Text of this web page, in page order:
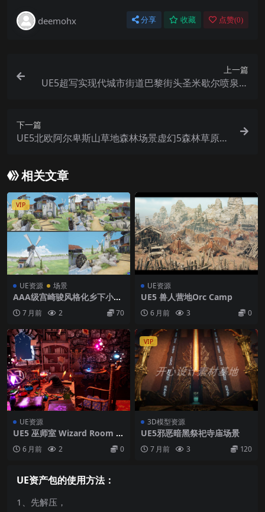
deemohx 分享 收藏 点赞(0)
上一篇
UE5超写实现代城市街道巴黎街头圣米歇尔喷泉街
下一篇
UE5北欧阿尔卑斯山草地森林场景虚幻5森林草原北
相关文章
VIP
UE资源 场景
AAA级宫崎骏风格化乡下小镇
7 月前 2 70
UE资源
UE5 兽人营地Orc Camp
6 月前 3 0
UE资源
UE5 巫师室 Wizard Room 8
6 月前 2 0
VIP
3D模型资源
UE5邪恶暗黑祭祀寺庙场景
7 月前 3 120
UE资产包的使用方法：
1、先解压，